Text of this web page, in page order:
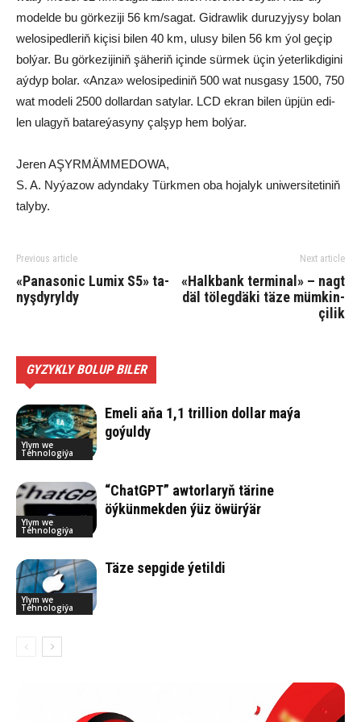
mo­del­de bu gör­ke­zi­ji 56 km/sa­gat. Gid­raw­lik du­ru­zy­jy­sy bo­lan
we­lo­si­ped­le­riň ki­çi­si bi­len 40 km, ulu­sy bi­len 56 km ýol ge­çip
bol­ýar. Bu gör­ke­zi­ji­niň şä­he­riň için­de sür­mek üçin ýe­ter­lik­di­gi­ni
aý­dyp bo­lar. «An­za» we­lo­si­pe­di­niň 500 wat nus­ga­sy 1500, 750
wat mo­de­li 2500 dol­lar­dan sa­ty­lar. LCD ek­ran bi­len üp­jün edi­
len ula­gyň ba­ta­re­ýa­sy­ny çal­şyp hem bol­ýar.
Jeren AŞYRMÄMMEDOWA,
S. A. Nyýazow adyndaky Türkmen oba hojalyk uniwersitetiniň
talyby.
Previous article
«Pa­na­so­nic Lu­mix S5» ta­
nyş­dy­ryl­dy
Next article
«Halk­bank ter­mi­nal» – nagt
däl tö­leg­dä­ki tä­ze müm­kin­
çi­lik
GYZYKLY BOLUP BILER
Ylym we
Tehnologiýa
Emeli aňa 1,1 trillion dollar maýa
goýuldy
Ylym we
Tehnologiýa
“ChatGPT” awtorlaryň tärine
öýkünmekden ýüz öwürýär
Ylym we
Tehnologiýa
Tä­ze sep­gi­de ýe­til­di